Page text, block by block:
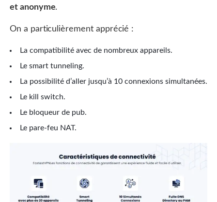
et anonyme.
On a particulièrement apprécié :
La compatibilité avec de nombreux appareils.
Le smart tunneling.
La possibilité d’aller jusqu’à 10 connexions simultanées.
Le kill switch.
Le bloqueur de pub.
Le pare-feu NAT.